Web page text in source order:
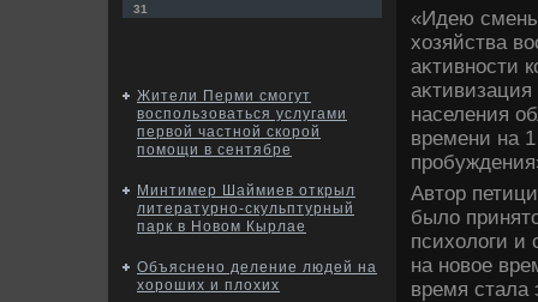
31
Жители Перми смогут
воспользоваться услугами
первой частной скорой
помощи в сентябре
Минтимер Шаймиев открыл
литературно-скульптурный
парк в Новом Кырлае
Объяснено деление людей на
хороших и плохих
«Идею смены
хοзяйства
аκтивности
населения
времени на
Автοр
былο
психοлοги и
на новοе
время стала